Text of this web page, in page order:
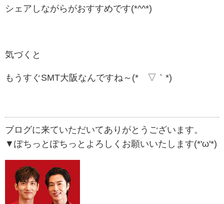
シェアしながらがおすすめです(*^^*)
気づくと
もうすぐSMT大阪なんですね～(*´▽｀*)
ブログに来ていただいてありがとうございます。
▼ぽちっとぽちっとよろしくお願いいたします(*'ω'*)